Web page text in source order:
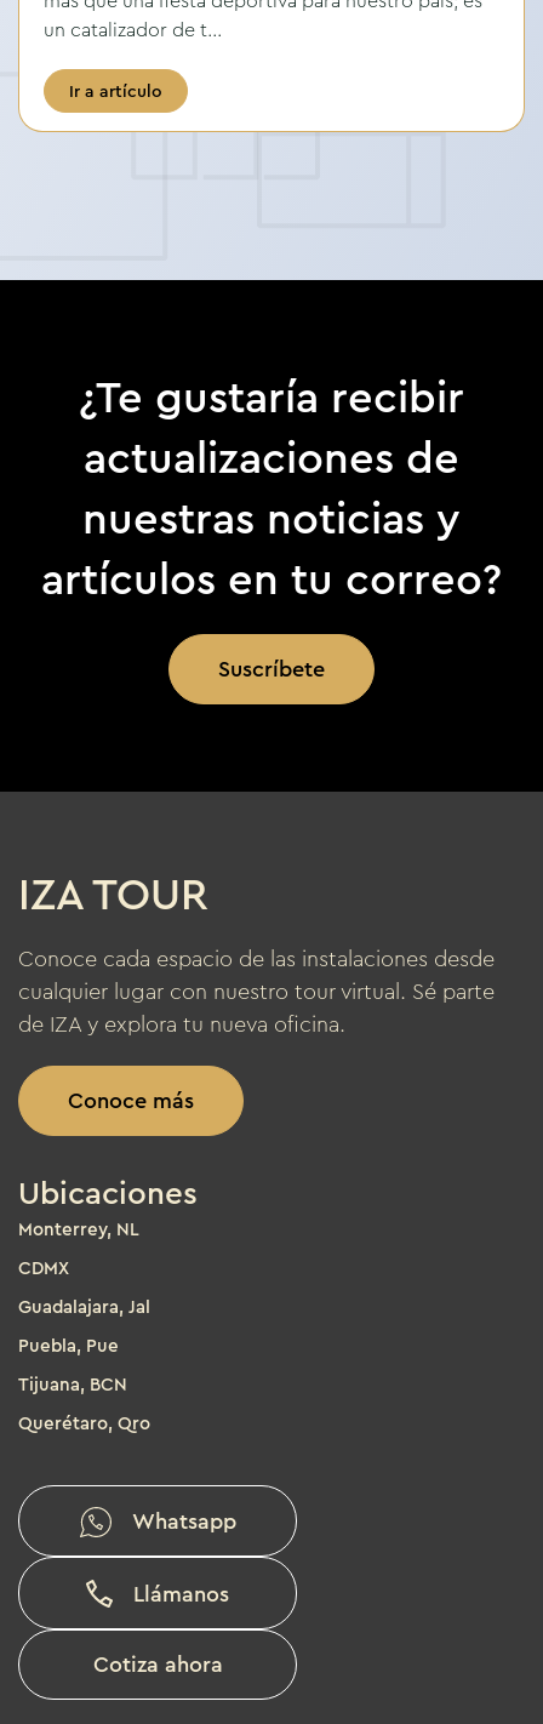
un catalizador de t...
Ir a artículo
¿Te gustaría recibir
actualizaciones de
nuestras noticias y
artículos en tu correo?
Suscríbete
IZA TOUR
Conoce cada espacio de las instalaciones desde
cualquier lugar con nuestro tour virtual. Sé parte
de IZA y explora tu nueva oficina.
Conoce más
Ubicaciones
Monterrey, NL
CDMX
Guadalajara, Jal
Puebla, Pue
Tijuana, BCN
Querétaro, Qro
Whatsapp
Llámanos
Cotiza ahora